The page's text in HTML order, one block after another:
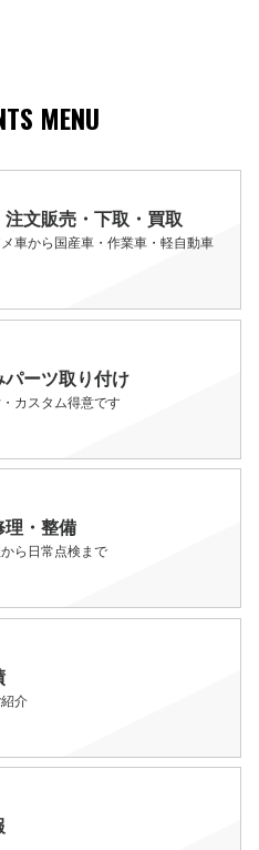
MENU
注文販売・下取・買取
車から国産車・作業車・軽自動車
パーツ取り付け
カスタム得意です
理・整備
ら日常点検まで
介